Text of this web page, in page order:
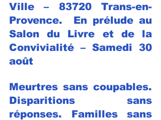
Ville – 83720 Trans-en-
Provence.  En prélude au
Salon du Livre et de la
Convivialité – Samedi 30
août
Meurtres sans coupables.
Disparitions sans
réponses. Familles sans